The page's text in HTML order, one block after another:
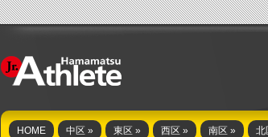
HOME 中区 » 東区 » 西区 » 南区 » 北